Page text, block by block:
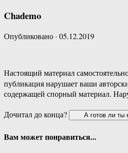
Chademo
Опубликовано · 05.12.2019
Настоящий материал
публикация нарушает ваши
содержащей спорный материал.
Дочитал до конца?
Вам может понравиться...